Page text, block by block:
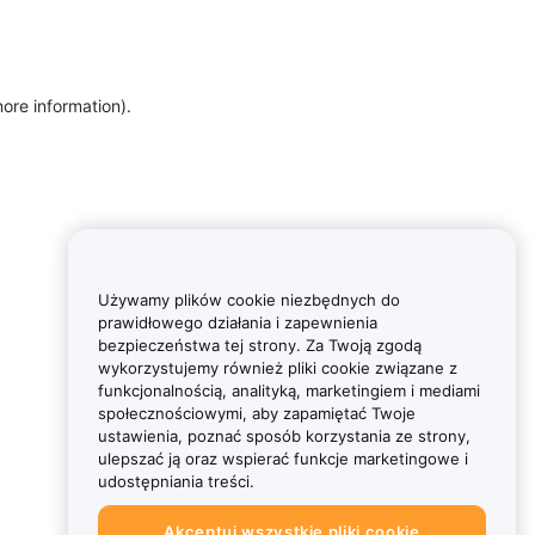
information).
Używamy plików cookie niezbędnych do
prawidłowego działania i zapewnienia
bezpieczeństwa tej strony. Za Twoją zgodą
wykorzystujemy również pliki cookie związane z
funkcjonalnością, analityką, marketingiem i mediami
społecznościowymi, aby zapamiętać Twoje
ustawienia, poznać sposób korzystania ze strony,
ulepszać ją oraz wspierać funkcje marketingowe i
udostępniania treści.